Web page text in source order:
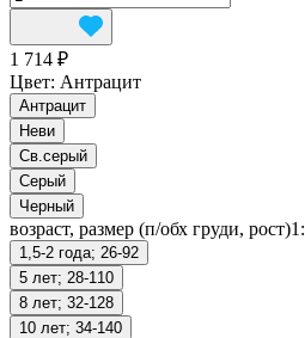
1 714 ₽
Цвет: Антрацит
Антрацит
Неви
Св.серый
Серый
Черный
возраст, размер (п/обх груди, рост)1:
1,5-2 года; 26-92
5 лет; 28-110
8 лет; 32-128
10 лет; 34-140